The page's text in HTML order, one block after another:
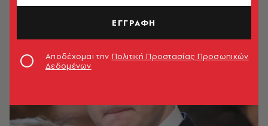
ΕΓΓΡΑΦΗ
Αποδέχομαι την Πολιτική Προστασίας Προσωπικών
Δεδομένων